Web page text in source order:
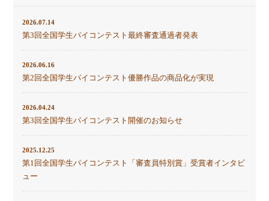
2026.07.14
第3回全国学生パイコンテスト最終審査通過者発表
2026.06.16
第2回全国学生パイコンテスト優勝作品の商品化が実現
2026.04.24
第3回全国学生パイコンテスト開催のお知らせ
2025.12.25
第1回全国学生パイコンテスト「審査員特別賞」受賞者インタビ
ュー